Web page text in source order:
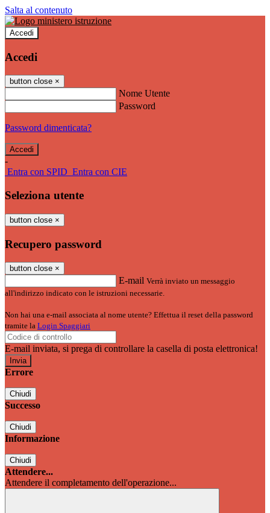
Salta al contenuto
Accedi
Accedi
button close ×
Nome Utente
Password
Password dimenticata?
-
Entra con SPID Entra con CIE
Seleziona utente
button close ×
Recupero password
button close ×
E-mail Verrà inviato un messaggio
all'indirizzo indicato con le istruzioni necessarie.
Non hai una e-mail associata al nome utente? Effettua il reset della password
tramite la Login Spaggiari
E-mail inviata, si prega di controllare la casella di posta elettronica!
Errore
Chiudi
Successo
Chiudi
Informazione
Chiudi
Attendere...
Attendere il completamento dell'operazione...